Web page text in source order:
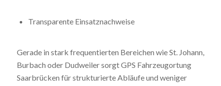
Transparente Einsatznachweise
Gerade in stark frequentierten Bereichen wie St. Johann,
Burbach oder Dudweiler sorgt GPS Fahrzeugortung
Saarbrücken für strukturierte Abläufe und weniger